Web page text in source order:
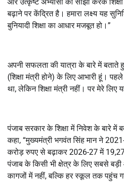
बढ़ाने पर केंद्रित है। हमारा लक्ष्य यह
बुनियादी शिक्षा का आधार मजबूत हो।”
अपनी सफलता की यात्रा के बारे में बताते
(शिक्षा मंत्री होने) के लिए आभारी हूं।
था, लेकिन शिक्षा मंत्री नहीं। पर मेरे लिए
पंजाब सरकार के शिक्षा में निवेश के बारे में
कहा, “मुख्यमंत्री भगवंत सिंह मान ने
करोड़ रुपए से बढ़ाकर 2026-27 में
पंजाब के किसी भी क्षेत्र के लिए सबसे
कागजों में नहीं, बल्कि हर स्कूल तक पहुंच